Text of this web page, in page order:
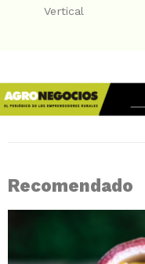
Vertical
Recomendado